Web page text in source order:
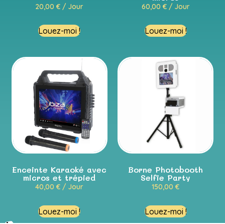
20,00€ / Jour
Louez-moi !
60,00 €/ Jour
Louez-moi !
Enceinte Karaoké avec
micros et trépied
40,00€ / Jour
Louez-moi !
Borne Photobooth
Selfie Party
150,00€
Louez-moi !